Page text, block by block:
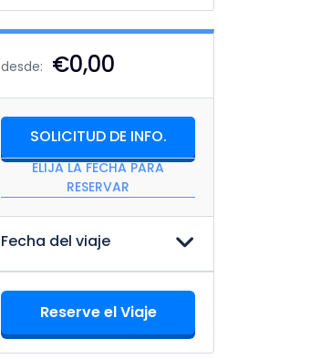
desde: €0,00
SOLICITUD DE INFO.
ELIJA LA FECHA PARA
RESERVAR
Fecha del viaje
Reserve el Viaje